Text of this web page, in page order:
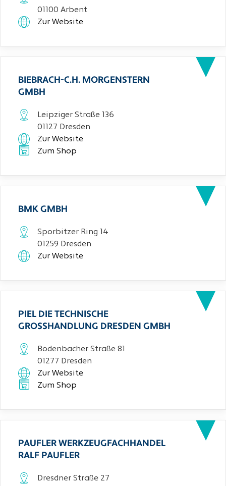
01100 Arbent
Zur Website
BIEBRACH-C.H. MORGENSTERN
GMBH
Leipziger Straße 136
01127 Dresden
Zur Website
Zum Shop
BMK GMBH
Sporbitzer Ring 14
01259 Dresden
Zur Website
PIEL DIE TECHNISCHE
GROSSHANDLUNG DRESDEN GMBH
Bodenbacher Straße 81
01277 Dresden
Zur Website
Zum Shop
PAUFLER WERKZEUGFACHHANDEL
RALF PAUFLER
Dresdner Straße 27